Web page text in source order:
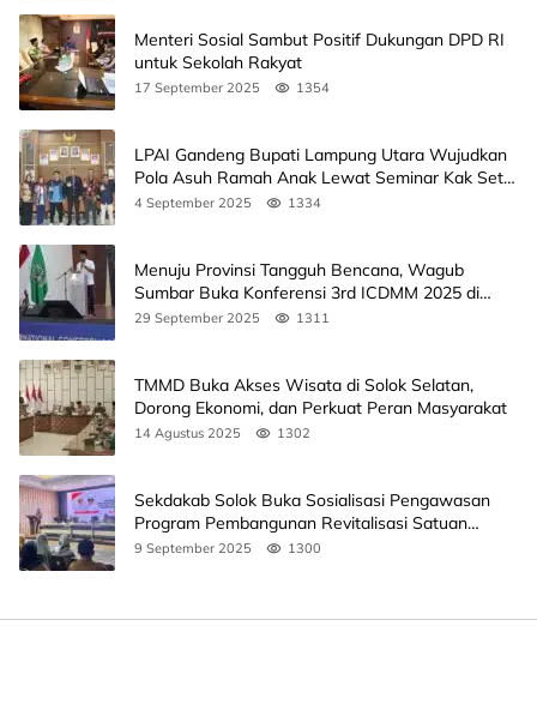
Menteri Sosial Sambut Positif Dukungan DPD RI
untuk Sekolah Rakyat
17 September 2025 1354
LPAI Gandeng Bupati Lampung Utara Wujudkan
Pola Asuh Ramah Anak Lewat Seminar Kak Seto,
Ini Jadwalnya
4 September 2025 1334
Menuju Provinsi Tangguh Bencana, Wagub
Sumbar Buka Konferensi 3rd ICDMM 2025 di
Unand
29 September 2025 1311
TMMD Buka Akses Wisata di Solok Selatan,
Dorong Ekonomi, dan Perkuat Peran Masyarakat
14 Agustus 2025 1302
Sekdakab Solok Buka Sosialisasi Pengawasan
Program Pembangunan Revitalisasi Satuan
Pendidikan
9 September 2025 1300